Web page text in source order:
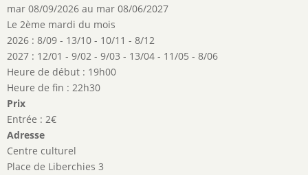
mar 08/09/2026 au mar 08/06/2027
Le 2ème mardi du mois
2026 : 8/09 - 13/10 - 10/11 - 8/12
2027 : 12/01 - 9/02 - 9/03 - 13/04 - 11/05 - 8/06
Heure de début : 19h00
Heure de fin : 22h30
Prix
Entrée : 2€
Adresse
Centre culturel
Place de Liberchies 3